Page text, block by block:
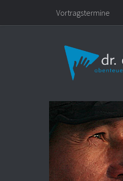
Zum Inhalt springen
Vortragstermine